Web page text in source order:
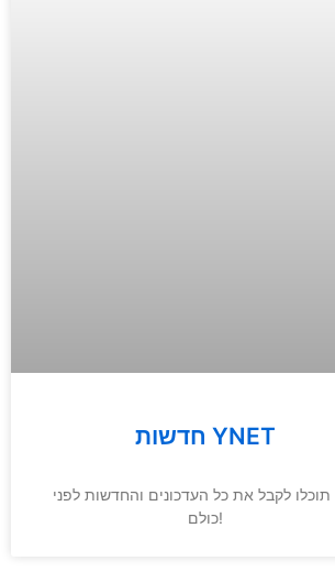
חדשות YNET
תוכלו לקבל את כל העדכונים והחדשות לפני
כולם!